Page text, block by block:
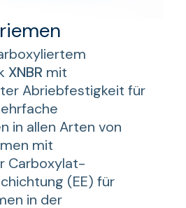
XNBR mit
Abriebfestigkeit für
in allen Arten von
mit
Carboxylat-
(EE) für
in der